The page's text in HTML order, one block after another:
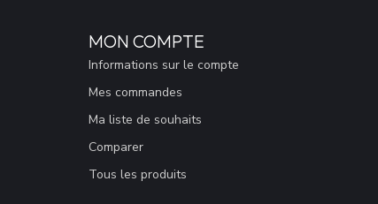
MON COMPTE
Informations sur le compte
Mes commandes
Ma liste de souhaits
Comparer
Tous les produits